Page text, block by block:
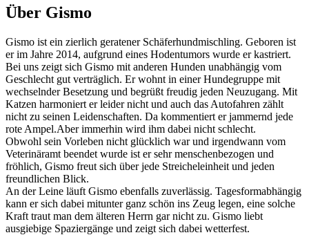
Über Gismo
Gismo ist ein zierlich geratener Schäferhundmischling. Geboren ist
er im Jahre 2014, aufgrund eines Hodentumors wurde er kastriert.
Bei uns zeigt sich Gismo mit anderen Hunden unabhängig vom
Geschlecht gut verträglich. Er wohnt in einer Hundegruppe mit
wechselnder Besetzung und begrüßt freudig jeden Neuzugang. Mit
Katzen harmoniert er leider nicht und auch das Autofahren zählt
nicht zu seinen Leidenschaften. Da kommentiert er jammernd jede
rote Ampel.Aber immerhin wird ihm dabei nicht schlecht.
Obwohl sein Vorleben nicht glücklich war und irgendwann vom
Veterinäramt beendet wurde ist er sehr menschenbezogen und
fröhlich, Gismo freut sich über jede Streicheleinheit und jeden
freundlichen Blick.
An der Leine läuft Gismo ebenfalls zuverlässig. Tagesformabhängig
kann er sich dabei mitunter ganz schön ins Zeug legen, eine solche
Kraft traut man dem älteren Herrn gar nicht zu. Gismo liebt
ausgiebige Spaziergänge und zeigt sich dabei wetterfest.